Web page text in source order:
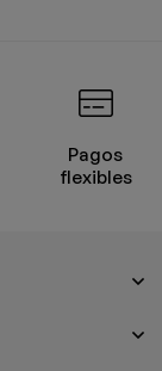
Pagos
flexibles